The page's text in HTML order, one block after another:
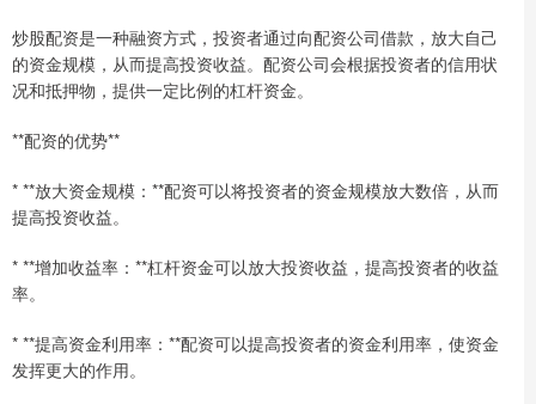
炒股配资是一种融资方式，投资者通过向配资公司借款，放大自己
的资金规模，从而提高投资收益。配资公司会根据投资者的信用状
况和抵押物，提供一定比例的杠杆资金。
**配资的优势**
* **放大资金规模：**配资可以将投资者的资金规模放大数倍，从而
提高投资收益。
* **增加收益率：**杠杆资金可以放大投资收益，提高投资者的收益
率。
* **提高资金利用率：**配资可以提高投资者的资金利用率，使资金
发挥更大的作用。